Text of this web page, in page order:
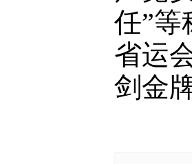
任”等
省运
剑金